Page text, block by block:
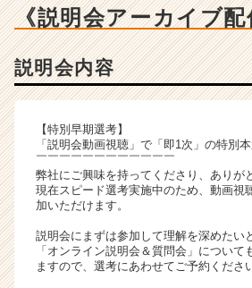
企
業
ス
カ
ト
が
届
く
活
サ
イ
《説明会アーカイブ配
説明会内容
【特別早期選考】
「説明会動画視聴」で「即1次」の特別本
￣￣￣￣￣￣￣￣￣￣￣￣
弊社にご興味を持ってくださり、ありが
現在スピード選考実施中のため、動画視
加いただけます。
説明会にまずは参加して理解を深めたい
「オンライン説明会＆質問会」について
ますので、選考にあわせてご予約くださ